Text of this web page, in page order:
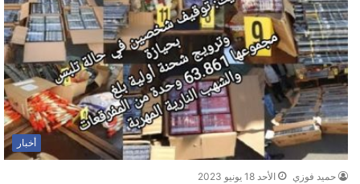
أخبار
حميد فوزي الأحد 18 يونيو 2023